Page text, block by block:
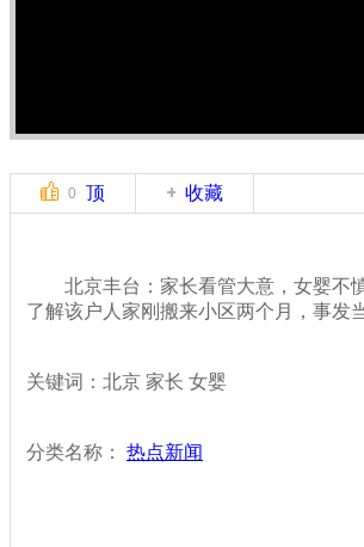
0 顶 收藏
北京丰台：家长看管大意，女婴不慎
了解该户人家刚搬来小区两个月，事发
关键词：北京 家长 女婴
分类名称： 热点新闻